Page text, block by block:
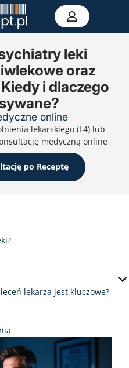
leki
oraz
i dlaczego
online
lekarskiego (L4) lub
medyczną online
po Receptę
lekarza jest kluczowe?